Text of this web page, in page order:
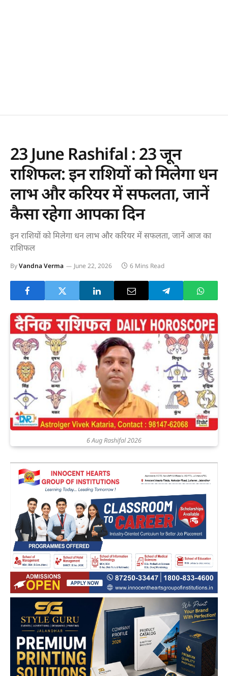
23 June Rashifal : 23 जून
राशिफल: इन राशियों को मिलेगा धन
लाभ और करियर में सफलता, जानें
कैसा रहेगा आपका दिन
इन राशियों को मिलेगा धन लाभ और करियर में सफलता, जानें आज का
राशिफल
ByVandna Verma June 22, 2026 6 Mins Read
6 Aug Rashifal 2026